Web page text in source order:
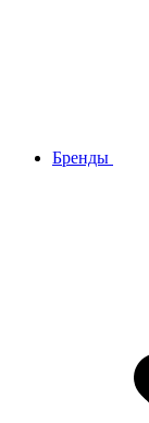
Бренды